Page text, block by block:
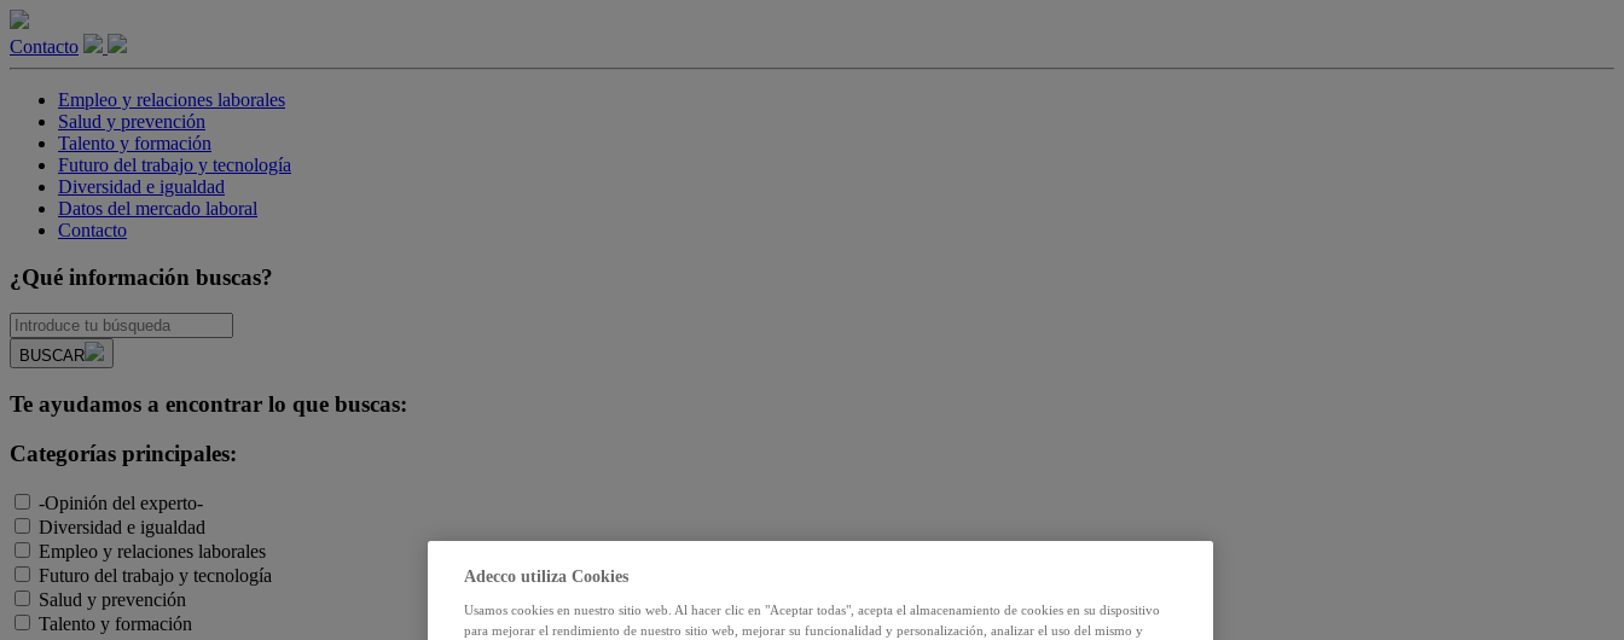
Contacto
Empleo y relaciones laborales
Salud y prevención
Talento y formación
Futuro del trabajo y tecnología
Diversidad e igualdad
Datos del mercado laboral
Contacto
¿Qué información buscas?
BUSCAR
Te ayudamos a encontrar lo que buscas:
Categorías principales:
-Opinión del experto-
Diversidad e igualdad
Empleo y relaciones laborales
Futuro del trabajo y tecnología
Salud y prevención
Talento y formación
Adecco utiliza Cookies
Usamos cookies en nuestro sitio web. Al hacer clic en "Aceptar todas", acepta el almacenamiento de cookies en su dispositivo
para mejorar el rendimiento de nuestro sitio web, mejorar su funcionalidad y personalización, analizar el uso del mismo y